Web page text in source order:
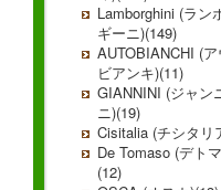
Lamborghini (ラン
ギーニ)(149)
AUTOBIANCHI (ア
ビアンキ)(11)
GIANNINI (ジャン
ニ)(19)
Cisitalia (チシタリ
De Tomaso (デト
(12)